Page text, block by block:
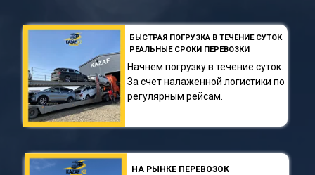
БЫСТРАЯ ПОГРУЗКА В ТЕЧЕНИЕ СУТОК
РЕАЛЬНЫЕ СРОКИ ПЕРЕВОЗКИ
Начнем погрузку в течение суток.
За счет налаженной логистики по
регулярным рейсам.
НА РЫНКЕ ПЕРЕВОЗОК